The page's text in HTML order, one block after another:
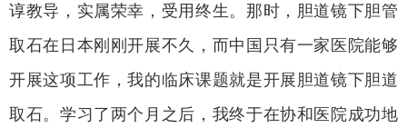
谆教导，实属荣幸，受用终生。那时，胆道镜下胆管
取石在日本刚刚开展不久，而中国只有一家医院能够
开展这项工作，我的临床课题就是开展胆道镜下胆道
取石。学习了两个月之后，我终于在协和医院成功地